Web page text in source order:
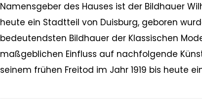
Namensgeber des Hauses ist der Bildhauer
heute ein Stadtteil von Duisburg, geboren
bedeutendsten Bildhauer der Klassischen
maßgeblichen Einfluss auf nachfolgende
seinem frühen Freitod im Jahr 1919 bis heute